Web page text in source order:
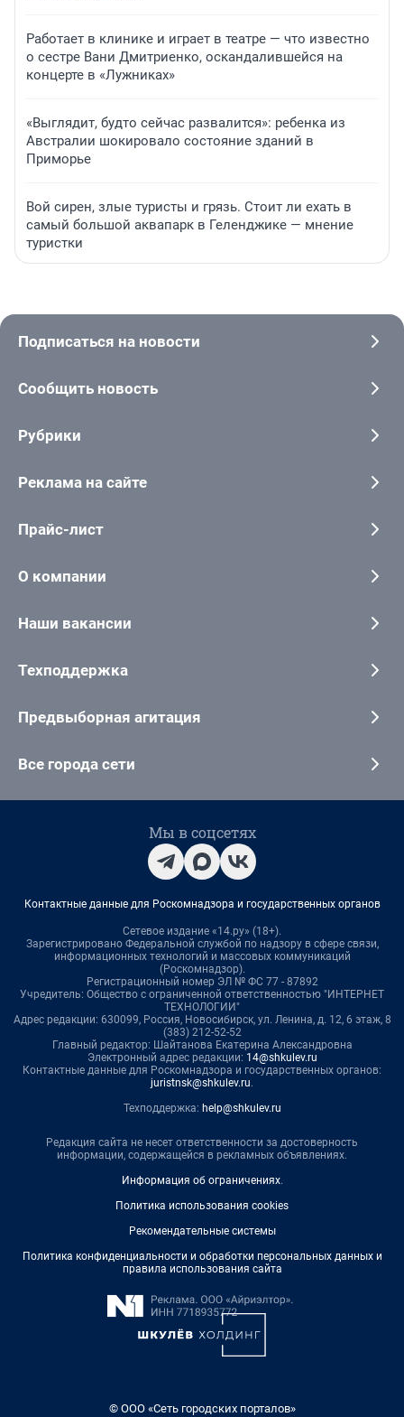
Работает в клинике и играет в театре — что известно
о сестре Вани Дмитриенко, оскандалившейся на
концерте в «Лужниках»
«Выглядит, будто сейчас развалится»: ребенка из
Австралии шокировало состояние зданий в
Приморье
Вой сирен, злые туристы и грязь. Стоит ли ехать в
самый большой аквапарк в Геленджике — мнение
туристки
Подписаться на новости
Сообщить новость
Рубрики
Реклама на сайте
Прайс-лист
О компании
Наши вакансии
Техподдержка
Предвыборная агитация
Все города сети
Мы в соцсетях
Контактные данные для Роскомнадзора и государственных органов
Сетевое издание «14.ру» (18+).
Зарегистрировано Федеральной службой по надзору в сфере связи,
информационных технологий и массовых коммуникаций
(Роскомнадзор).
Регистрационный номер ЭЛ № ФС 77 - 87892
Учредитель: Общество с ограниченной ответственностью "ИНТЕРНЕТ
ТЕХНОЛОГИИ"
Адрес редакции: 630099, Россия, Новосибирск, ул. Ленина, д. 12, 6 этаж, 8
(383) 212-52-52
Главный редактор: Шайтанова Екатерина Александровна
Электронный адрес редакции: 14@shkulev.ru
Контактные данные для Роскомнадзора и государственных органов:
juristnsk@shkulev.ru.
Техподдержка: help@shkulev.ru
Редакция сайта не несет ответственности за достоверность
информации, содержащейся в рекламных объявлениях.
Информация об ограничениях.
Политика использования cookies
Рекомендательные системы
Политика конфиденциальности и обработки персональных данных и
правила использования сайта
© ООО «Сеть городских порталов»